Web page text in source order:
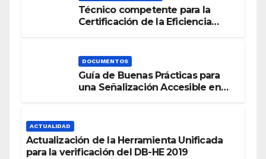
Técnico competente para la
Certificación de la Eficiencia
DOCUMENTOS
Guía de Buenas Prácticas para
una Señalización Accesible en
ACTUALIDAD
Actualización de la Herramienta Unificada
para la verificación del DB-HE 2019